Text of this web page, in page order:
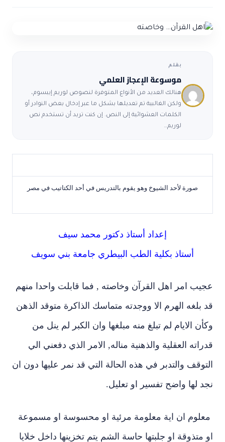
حول السنة
بقلم
موسوعة الإعجاز العلمي
هنالك العديد من الأنواع المتوفرة لنصوص لوريم إيبسوم،
ولكن الغالبية تم تعديلها بشكل ما عبر إدخال بعض النوادر أو
الكلمات العشوائية إلى النص. إن كنت تريد أن تستخدم نص
لوريم…
صورة لأحد الشيوخ وهو يقوم بالتدريس في أحد الكتاتيب في مصر
إعداد أستاذ دكتور محمد سيف
أستاذ بكلية الطب البيطري جامعة بني سويف
عجيب امر اهل القرآن وخاصته , فما قابلت واحدا منهم
قد بلغه الهرم الا ووجدته متماسك الذاكرة متوقد الذهن
وكأن الايام لم تبلغ منه مبلغها وان الكبر لم ينل من
قدراته العقلية والذهنية مناله, الامر الذي دفعني الي
التوقف والتدبر في هذه الحالة التي قد نمر عليها دون ان
نجد لها واضح تفسير او تعليل.
معلوم ان اية معلومة مرئية او محسوسة او مسموعة
او متذوقة او جلبتها حاسة الشم يتم تخزينها داخل خلايا